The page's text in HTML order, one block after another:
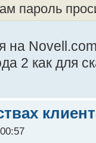
пароль
на
2 как для